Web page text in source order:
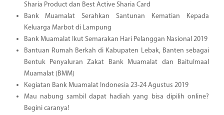
Sharia Product dan Best Active Sharia Card
Bank Muamalat Serahkan Santunan Kematian Kepada
Keluarga Marbot di Lampung
Bank Muamalat Ikut Semarakan Hari Pelanggan Nasional 2019
Bantuan Rumah Berkah di Kabupaten Lebak, Banten sebagai
Bentuk Penyaluran Zakat Bank Muamalat dan Baitulmaal
Muamalat (BMM)
Kegiatan Bank Muamalat Indonesia 23-24 Agustus 2019
Mau nabung sambil dapat hadiah yang bisa dipilih online?
Begini caranya!